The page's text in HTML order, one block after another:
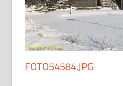
FOTO54584.JPG